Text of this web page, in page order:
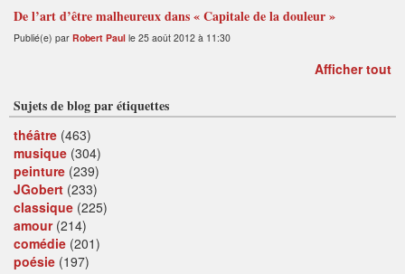
De l’art d’être malheureux dans « Capitale de la douleur »
Publié(e) par Robert Paul le 25 août 2012 à 11:30
Afficher tout
Sujets de blog par étiquettes
théâtre (463)
musique (304)
peinture (239)
JGobert (233)
classique (225)
amour(214)
comédie (201)
poésie (197)